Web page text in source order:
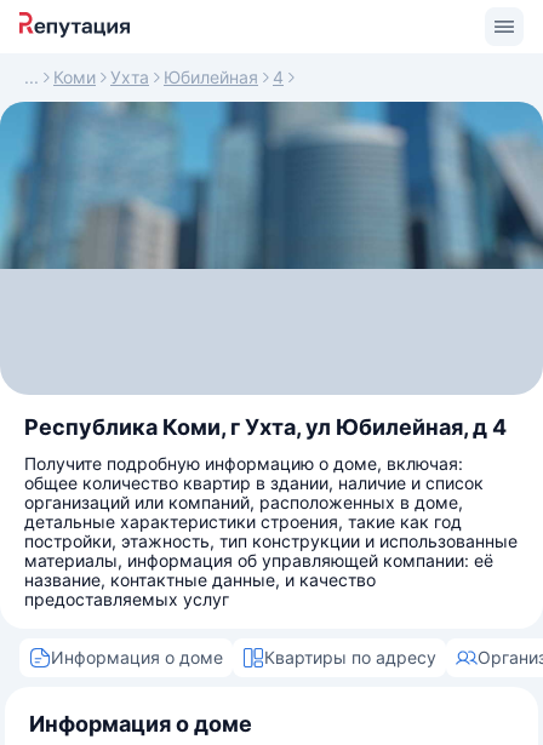
Коми Ухта Юбилейная 4
Республика Коми, г Ухта, ул Юбилейная, д 4
Получите подробную информацию о доме, включая:
общее количество квартир в здании, наличие и список
организаций или компаний, расположенных в доме,
детальные характеристики строения, такие как год
постройки, этажность, тип конструкции и использованные
материалы, информация об управляющей компании: её
название, контактные данные, и качество
предоставляемых услуг
Информация о доме Квартиры по адресу
Информация о доме